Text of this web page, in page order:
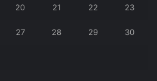
20 21 22 23
27 28 29 30